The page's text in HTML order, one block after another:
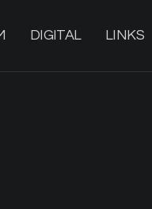
DIGITAL LINKS